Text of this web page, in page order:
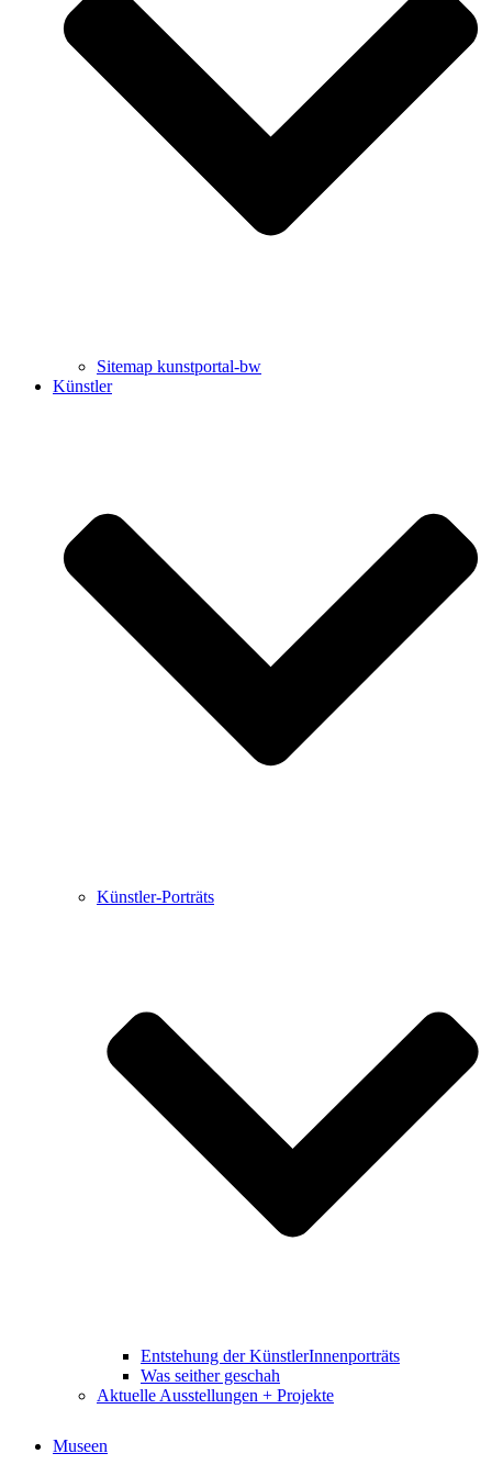
Uli Rothfuss
Harald Schwiers
Buchbesprechungen von Harald Schwiers
Haralds Streifzüge
Hörtipps von Harald Schwiers
Kunstausflüge mit Sigrid Balke
Marc Peschke – Out of The Länd
Buchtipps von Uli Rothfuss
Sitemap kunstportal-bw
Künstler
Künstler-Porträts
Entstehung der KünstlerInnenporträts
Was seither geschah
Aktuelle Ausstellungen + Projekte
Museen